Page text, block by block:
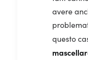
avere
questo